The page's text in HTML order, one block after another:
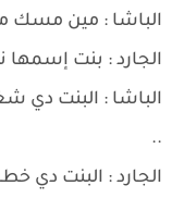
الباشا : مين مسك
الجارد : بنت إسمها
الباشا : البنت دي
..
الجارد : البنت دي